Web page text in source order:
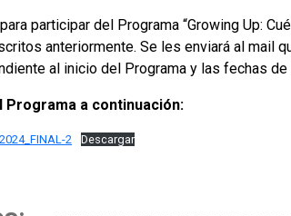
participar del Programa “Growing Up:
anteriormente. Se les enviará al mail
al inicio del Programa y las fechas
Programa a continuación:
2 Descargar